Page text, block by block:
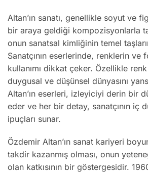
Altan’ın sanatı, genellikle soyut ve
bir araya geldiği kompozisyonlarla
onun sanatsal kimliğinin temel
Sanatçının eserlerinde, renklerin ve
kullanımı dikkat çeker. Özellikle
duygusal ve düşünsel dünyasını
Altan’ın eserleri, izleyiciyi derin bir
eder ve her bir detay, sanatçının iç
ipuçları sunar.
Özdemir Altan’ın sanat kariyeri
takdir kazanmış olması, onun
olan katkısının bir göstergesidir.